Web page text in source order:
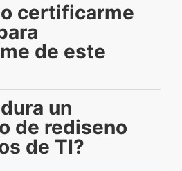
certificarme
de este
un
de rediseno
de TI?